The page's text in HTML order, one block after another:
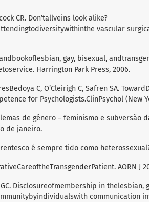
CR. Don’tallveins look alike?
vascular
gay, bisexual,
Harrington Park Press, 2006.
C, O’Cleirigh C, Safren SA.
for Psychologists.ClinPsychol (New
de gênero – feminismo e subversão
de janeiro.
é sempre tido como
AORN J
GC. Disclosureofmembership in thelesbian,
communication